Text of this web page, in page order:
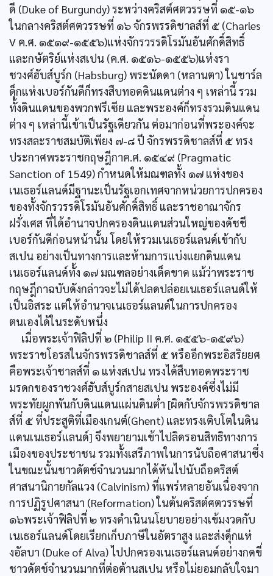
ดี (Duke of Burgundy) ระหว่างคริสต์ศตวรรษที่ ๑๕-๑๖
ในกลางคริสต์ศตวรรษที่ ๑๖ จักรพรรดิชาลส์ที่ ๕ (Charles
V ค.ศ. ๑๕๑๙-๑๕๕๖)แห่งจักรวรรดิโรมันอันศักดิ์สิทธิ์
และกษัตริย์แห่งสเปน (ค.ศ. ๑๕๑๖-๑๕๕๖)แห่งรา
ชวงศ์ฮับส์บูร์ก (Habsburg) พระนัดดา (หลานตา) ในชาร์ล
ดุ็กแห่งเบอร์กันดีก็ทรงสืบทอดดินแดนต่าง ๆ เหล่านี้ รวม
ทั้งดินแดนของพวกฟรีเซีย และพระองค์ก็ทรงรวมดินแดน
ต่าง ๆ เหล่านี้เข้าเป็นรัฐเดียวกัน ต่อมาก่อนที่พระองค์จะ
ทรงสละราชสมบัติเพียง ๗-๘ ปี จักรพรรดิชาลส์ที่ ๕ ทรง
ประกาศพระราชกฤษฎีกาค.ศ. ๑๕๔๙ (Pragmatic
Sanction of 1549) กำหนดให้มณฑลทั้ง ๑๗ แห่งของ
เนเธอร์แลนด์มีฐานะเป็นรัฐเอกเทศจากหน่วยการปกครอง
ของทั้งจักรวรรดิโรมันอันศักดิ์สิทธิ์ และราชอาณาจักร
ฝรั่งเศส ที่ได้อำนาจปกครองดินแดนส่วนใหญ่ของดัชชี
เบอร์กันดีก่อนหน้านั้น โดยให้รวมเนเธอร์แลนด์เข้ากับ
สเปน อย่างเป็นทางการและห้ามการแบ่งแยกดินแดน
เนเธอร์แลนด์ทั้ง ๑๗ มณฑลอย่างเด็ดขาด แม้ว่าพระราช
กฤษฎีกาฉบับดังกล่าวจะไม่ได้ปลดปล่อยเนเธอร์แลนด์ให้
เป็นอิสระ แต่ให้อำนาจเนเธอร์แลนด์ในการปกครอง
ตนเองได้ในระดับหนึ่ง
เมื่อพระเจ้าฟิลิปที่ ๒ (Philip II ค.ศ. ๑๕๕๖-๑๕๙๖)
พระราชโอรสในจักรพรรดิชาลส์ที่ ๕ หรืออีกพระอิสริยยศ
คือพระเจ้าชาลส์ที่ ๑ แห่งสเปน ทรงได้สืบทอดพระราช
มรดกของราชวงศ์ฮับส์บูร์กสายสเปน พระองค์ซึ่งไม่มี
พระทัยผูกพันกับดินแดนแผ่นดินต่ำ [ผิดกับจักรพรรดิชาล
ส์ที่ ๕ ที่ประสูติที่เมืองเกนต์(Ghent) และทรงเติบโตในดิน
แดนเนเธอร์แลนด์] จึงพยายามเข้าไปลิดรอนสิทธิทางการ
เมืองของประชาชน รวมทั้งเสรีภาพในการนับถือศาสนาซึ่ง
ในขณะนั้นชาวดัตช์จำนวนมากได้หันไปนับถือคริสต์
ศาสนานิกายกัลแวง (Calvinism) ที่แพร่หลายอันเนื่องจาก
การปฏิรูปศาสนา (Reformation) ในต้นคริสต์ศตวรรษที่
๑๖พระเจ้าฟิลิปที่ ๒ ทรงดำเนินนโยบายอย่างเข้มงวดกับ
เนเธอร์แลนด์โดยเรียกเก็บภาษีในอัตราสูง และส่งดุ็กแห่
งอัลบา (Duke of Alva) ไปปกครองเนเธอร์แลนด์อย่างกดขี่
ชาวดัตช์จำนวนมากที่ต่อต้านสเปน หรือไม่ยอมกลับใจมา